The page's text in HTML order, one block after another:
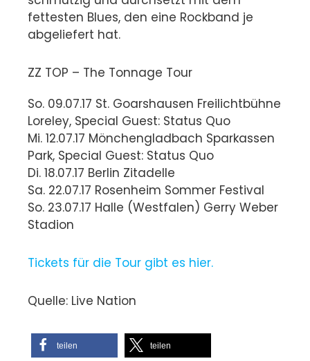
fettesten Blues, den eine Rockband je
abgeliefert hat.
ZZ TOP – The Tonnage Tour
So. 09.07.17 St. Goarshausen Freilichtbühne
Loreley, Special Guest: Status Quo
Mi. 12.07.17 Mönchengladbach Sparkassen
Park, Special Guest: Status Quo
Di. 18.07.17 Berlin Zitadelle
Sa. 22.07.17 Rosenheim Sommer Festival
So. 23.07.17 Halle (Westfalen) Gerry Weber
Stadion
Tickets für die Tour gibt es hier.
Quelle: Live Nation
teilen teilen